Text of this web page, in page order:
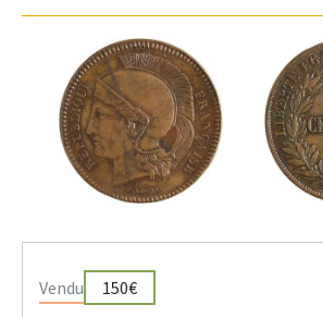
Vendu 150€